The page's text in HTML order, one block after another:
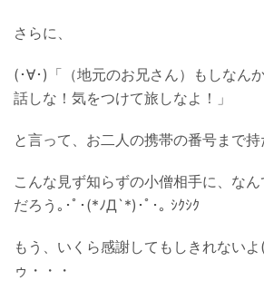
さらに、
(･∀･)「（地元のお兄さん）もしなん
話しな！気をつけて旅しなよ！」
と言って、お二人の携帯の番号まで持
こんな見ず知らずの小僧相手に、な
だろう｡･ﾟ･(*ﾉД`*)･ﾟ･｡ ｼｸｼｸ
もう、いくら感謝してもしきれない
ゥ・・・